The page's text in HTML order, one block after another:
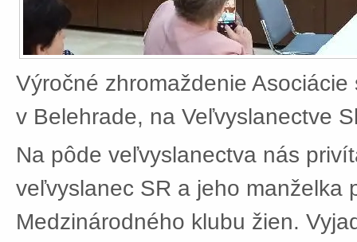
Výročné zhromaždenie
v Belehrade, na Veľvyslanectve
Na pôde veľvyslanectva nás
veľvyslanec SR a jeho manželka
Medzinárodného klubu žien.